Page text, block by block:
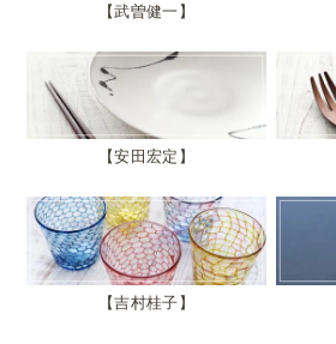
武曽健一
安田宏定
吉村桂子